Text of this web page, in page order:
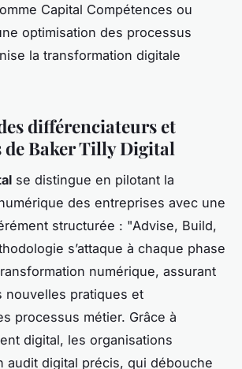
Capital Compétences ou
optimisation des processus
la transformation digitale
différenciateurs et
Baker Tilly Digital
se distingue en pilotant la
des entreprises avec une
structurée : "Advise, Build,
s’attaque à chaque phase
numérique, assurant
nouvelles pratiques et
processus métier. Grâce à
digital, les organisations
audit digital précis, qui débouche